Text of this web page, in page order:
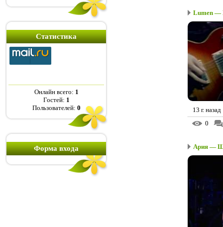
Статистика
Онлайн всего: 1
Гостей: 1
Пользователей: 0
Форма входа
Lumen —
13 г. назад
0
Ария —